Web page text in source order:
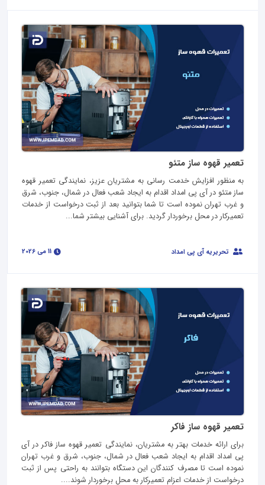
تعمیر قهوه ساز متئو
به منظور افزایش خدمت رسانی به مشتریان عزیز، نمایندگی تعمیر قهوه
ساز متئو در آی پی امداد اقدام به ایجاد شعب فعال در شمال، جنوب، شرق
و غرب تهران نموده است تا شما بتوانید بعد از ثبت درخواست از خدمات
تعمیرکار در محل برخوردار گردید. برای آشنایی بیشتر شما...
تحریریه آی پی امداد
تعمیر قهوه ساز فاکر
برای ارائه خدمات بهتر به مشتریان، نمایندگی تعمیر قهوه ساز فاکر در آی
پی امداد اقدام به ایجاد شعب فعال در شمال، جنوب، شرق و غرب تهران
نموده است تا مصرف کنندگان این دستگاه بتوانند به راحتی پس از ثبت
درخواست از خدمات اعزام تعمیرکار به محل برخوردار شوند....